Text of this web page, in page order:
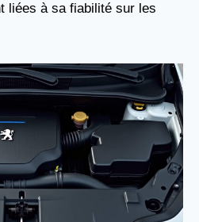
liées à sa fiabilité sur les